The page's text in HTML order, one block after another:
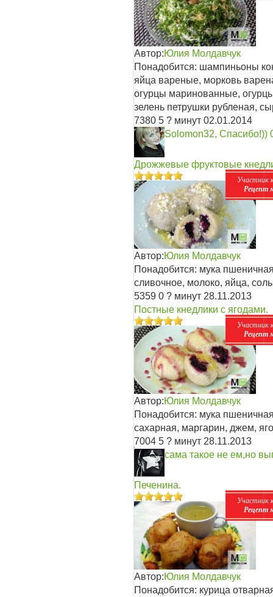
Автор:Юлия Молдавчук
Понадобится: шампиньоны
яйца вареные, морковь
огурцы маринованные,
зелень петрушки рубленая,
7380 5 ? минут 02.01.2014
Solomon32, Спасибо!))
Участник
Рецепт
Дрожжевые фруктовые
Автор:Юлия Молдавчук
Понадобится: мука
сливочное, молоко, яйца,
5359 0 ? минут 28.11.2013
Участник
Рецепт
Постные кнедлики с ягодами.
Автор:Юлия Молдавчук
Понадобится: мука
сахарная, маргарин, джем,
7004 5 ? минут 28.11.2013
сама такое не ем,но
Участник
Рецепт
Печенина.
Автор:Юлия Молдавчук
Понадобится: курица